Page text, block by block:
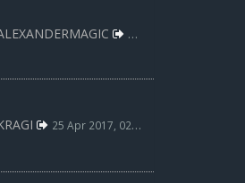
07 Maj 2017, 07:24
25 Apr 2017, 02:03